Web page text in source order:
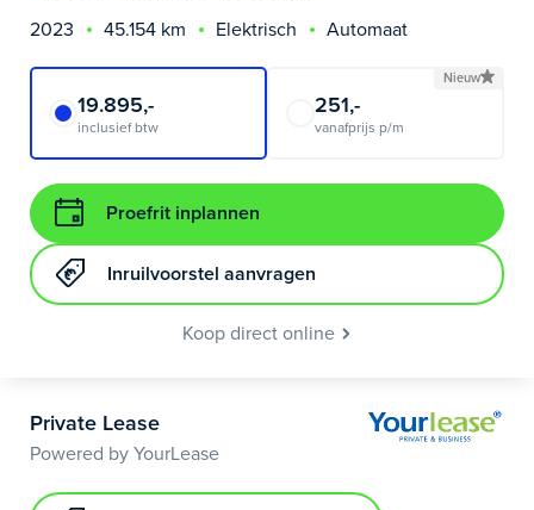
2023
45.154 km Elektrisch Automaat
19.895,-
inclusief btw
Nieuw
251,-
vanafprijs p/m
Proefrit inplannen
Inruilvoorstel aanvragen
Koop direct online
Private Lease
Powered by YourLease